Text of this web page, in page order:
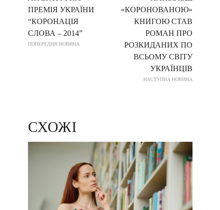
ПРЕМІЯ УКРАЇНИ
“КОРОНАЦІЯ
СЛОВА – 2014”
ПОПЕРЕДНЯ НОВИНА
«КОРОНОВАНОЮ»
КНИГОЮ СТАВ
РОМАН ПРО
РОЗКИДАНИХ ПО
ВСЬОМУ СВІТУ
УКРАЇНЦІВ
НАСТУПНА НОВИНА
СХОЖІ